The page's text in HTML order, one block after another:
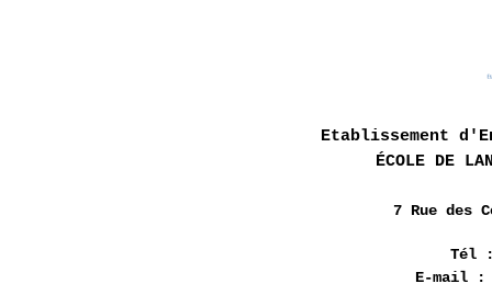
Etablissement
ÉCOLE DE
7 Rue des
Tél
E-mail